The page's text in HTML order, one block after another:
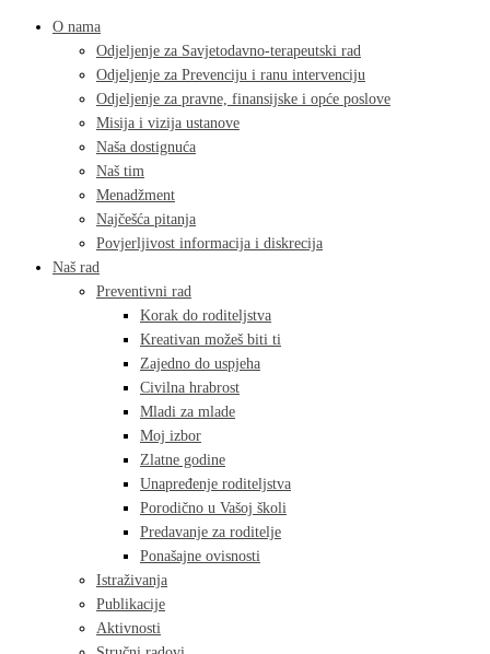
O nama
Odjeljenje za Savjetodavno-terapeutski rad
Odjeljenje za Prevenciju i ranu intervenciju
Odjeljenje za pravne, finansijske i opće poslove
Misija i vizija ustanove
Naša dostignuća
Naš tim
Menadžment
Najčešća pitanja
Povjerljivost informacija i diskrecija
Naš rad
Preventivni rad
Korak do roditeljstva
Kreativan možeš biti ti
Zajedno do uspjeha
Civilna hrabrost
Mladi za mlade
Moj izbor
Zlatne godine
Unapređenje roditeljstva
Porodično u Vašoj školi
Predavanje za roditelje
Ponašajne ovisnosti
Istraživanja
Publikacije
Aktivnosti